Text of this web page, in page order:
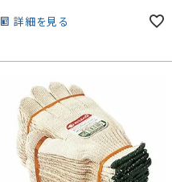
綿糸を使用。外側は磨耗性に優れたポ
詳細を見る